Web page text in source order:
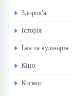
Здоров'я
Історія
Їжа та кулінарія
Кіно
Космос